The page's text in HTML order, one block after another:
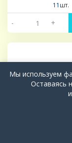
11шт.
- +
Мы используем
Оставаясь